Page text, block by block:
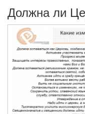
Должна ли